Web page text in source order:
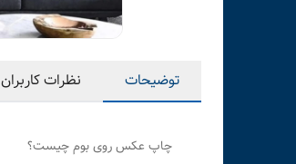
توضیحات نظرات کاربران
چاپ عکس روی بوم چیست؟